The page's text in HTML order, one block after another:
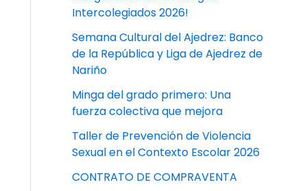
Intercolegiados 2026!
Semana Cultural del Ajedrez: Banco
de la República y Liga de Ajedrez de
Nariño
Minga del grado primero: Una
fuerza colectiva que mejora
Taller de Prevención de Violencia
Sexual en el Contexto Escolar 2026
CONTRATO DE COMPRAVENTA